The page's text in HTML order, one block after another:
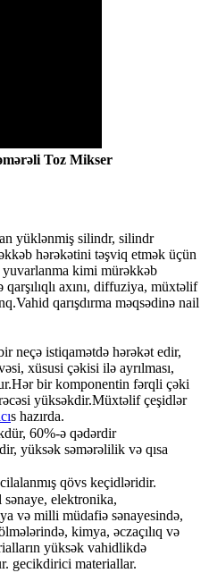
Toz Mikser
yüklənmiş silindr, silindr
hərəkətini təşviq etmək üçün
yuvarlanma kimi mürəkkəb
axını, diffuziya, müxtəlif
qarışdırma məqsədinə nail
neçə istiqamətdə hərəkət edir,
xüsusi çəkisi ilə ayrılması,
bir komponentin fərqli çəki
yüksəkdir.Müxtəlif çeşidlər
s hazırda.
60%-ə qədərdir
yüksək səmərəlilik və qısa
qövs keçidləridir.
elektronika,
və milli müdafiə sənayesində,
kimya, əczaçılıq və
yüksək vahidlikdə
gecikdirici materiallar.